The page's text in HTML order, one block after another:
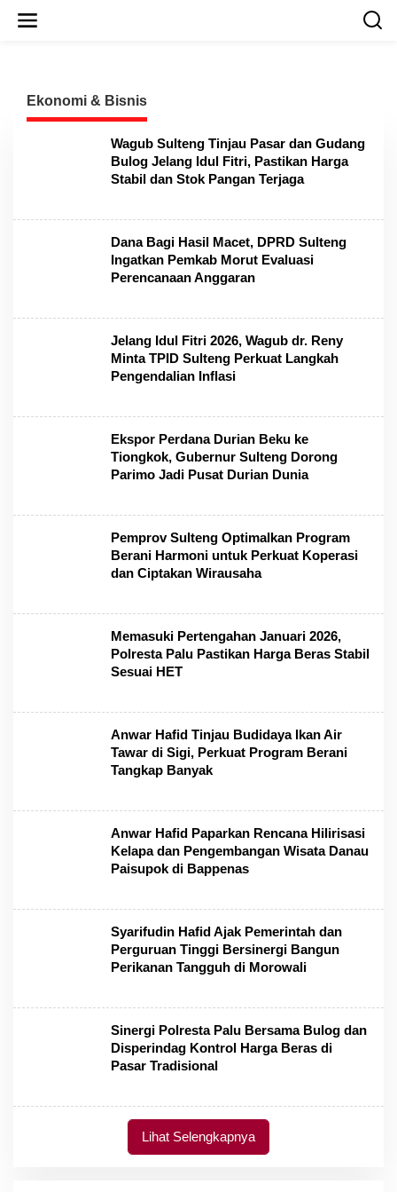
Ekonomi & Bisnis
Wagub Sulteng Tinjau Pasar dan Gudang
Bulog Jelang Idul Fitri, Pastikan Harga
Stabil dan Stok Pangan Terjaga
Dana Bagi Hasil Macet, DPRD Sulteng
Ingatkan Pemkab Morut Evaluasi
Perencanaan Anggaran
Jelang Idul Fitri 2026, Wagub dr. Reny
Minta TPID Sulteng Perkuat Langkah
Pengendalian Inflasi
Ekspor Perdana Durian Beku ke
Tiongkok, Gubernur Sulteng Dorong
Parimo Jadi Pusat Durian Dunia
Pemprov Sulteng Optimalkan Program
Berani Harmoni untuk Perkuat Koperasi
dan Ciptakan Wirausaha
Memasuki Pertengahan Januari 2026,
Polresta Palu Pastikan Harga Beras Stabil
Sesuai HET
Anwar Hafid Tinjau Budidaya Ikan Air
Tawar di Sigi, Perkuat Program Berani
Tangkap Banyak
Anwar Hafid Paparkan Rencana Hilirisasi
Kelapa dan Pengembangan Wisata Danau
Paisupok di Bappenas
Syarifudin Hafid Ajak Pemerintah dan
Perguruan Tinggi Bersinergi Bangun
Perikanan Tangguh di Morowali
Sinergi Polresta Palu Bersama Bulog dan
Disperindag Kontrol Harga Beras di
Pasar Tradisional
Lihat Selengkapnya